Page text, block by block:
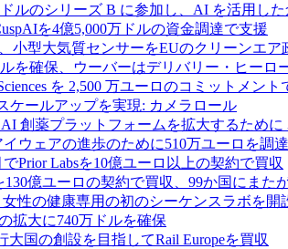
ドルのシリーズ B に参加し、AI を活用し
を4億5,000万ドルの資金調達で支援
小型大気質センサーをEUのクリーンエア
を確保、ウーバーはデリバリー・ヒー
を 2,500 万ユーロのコミットメント
ケールアップを実現: カメラロール
AI 創薬プラットフォームを拡大するため
ウェアの進歩のために510万ユーロを調達
Prior Labsを10億ユーロ以上の契約で買収
億ユーロの契約で買収、99か国にまた
性の健康専用の初のシーケンスラボを開
拡大に740万ドルを確保
国の創設を目指してRail Europeを買収